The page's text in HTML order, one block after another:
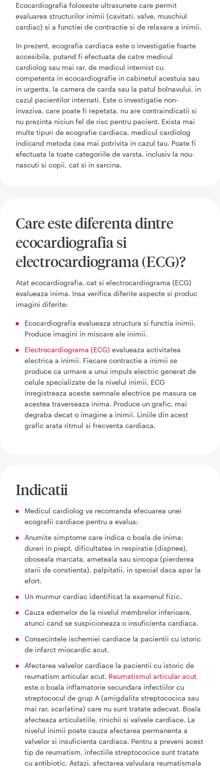
Ecocardiografia foloseste ultrasunete care permit
evaluarea structurilor inimii (cavitati, valve, muschiul
cardiac) si a functiei de contractie si de relaxare a inimii.
In prezent, ecografia cardiaca este o investigatie foarte
accesibila, putand fi efectuata de catre medicul
cardiolog sau mai rar, de medicul internist cu
competenta in ecocardiografie in cabinetul acestuia sau
in urgenta, la camera de carda sau la patul bolnavului, in
cazul pacientilor internati. Este o investigatie non-
invaziva, care poate fi repetata, nu are contraindicatii si
nu prezinta niciun fel de risc pentru pacient. Exista mai
multe tipuri de ecografie cardiaca, medicul cardiolog
indicand metoda cea mai potrivita in cazul tau. Poate fi
efectuata la toate categoriile de varsta, inclusiv la nou-
nascuti si copii, cat si in sarcina.
Care este diferenta dintre
ecocardiografia si
electrocardiograma (ECG)?
Atat ecocardiografia, cat si electrocardiograma (ECG)
evalueaza inima. Insa verifica diferite aspecte si produc
imagini diferite:
Ecocardiografia evalueaza structura si functia inimii.
Produce imagini in miscare ale inimii.
Electrocardiograma (ECG) evalueaza activitatea
electrica a inimii. Fiecare contractie a inimii se
produce ca urmare a unui impuls electric generat de
celule specializate de la nivelul inimii. ECG
inregistreaza aceste semnale electrice pe masura ce
acestea traverseaza inima. Produce un grafic, mai
degraba decat o imagine a inimii. Liniile din acest
grafic arata ritmul si frecventa cardiaca.
Indicatii
Medicul cardiolog va recomanda efecuarea unei
ecografii cardiace pentru a evalua:
Anumite simptome care indica o boala de inima:
dureri in piept, dificultatea in respiratie (dispnee),
oboseala marcata, ameteala sau sincopa (pierderea
starii de constienta), palpitatii, in special daca apar la
efort.
Un murmur cardiac identificat la examenul fizic.
Cauza edemelor de la nivelul membrelor inferioare,
atunci cand se suspicioneaza o insuficienta cardiaca.
Consecintele ischemiei cardiace la pacientii cu istoric
de infarct miocardic acut.
Afectarea valvelor cardiace la pacientii cu istoric de
reumatism articular acut. Reumatismul articular acut
este o boala inflamatorie secundara infectiilor cu
streptococul de grup A (amigdalita streptococica sau
mai rar, scarlatina) care nu sunt tratate adecvat. Boala
afecteaza articulatiile, rinichii si valvele cardiace. La
nivelul inimii poate cauza afectarea permanenta a
valvelor si insuficienta cardiaca. Pentru a preveni acest
tip de reumatism, infectiile streptococice sunt tratate
cu antibiotic. Astazi, afectarea valvulara reumatismala